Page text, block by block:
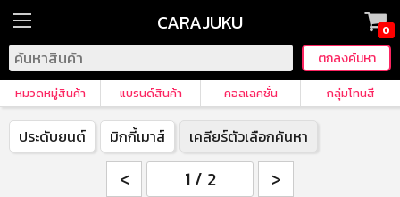
CARAJUKU 0
หมวดหมู่สินค้า แบรนด์สินค้า คอลเลคชั่น กลุ่มโทนสี
ประดับยนต์ มิกกี้เมาส์ เคลียร์ตัวเลือกค้นหา
< >